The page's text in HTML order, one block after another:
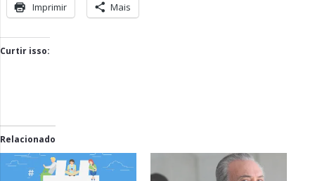
Imprimir Mais
Curtir isso:
Relacionado